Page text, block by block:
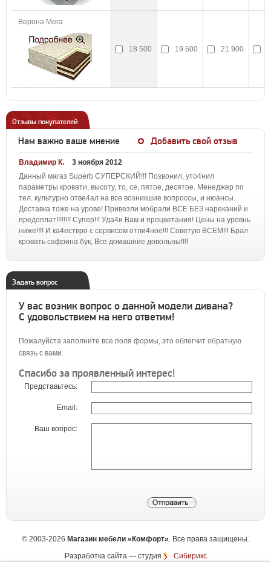
Верона Мега
18 500 19 600 21 900
Отзывы покупателей
Нам важно ваше мнение Добавить свой отзыв
Владимир К.
3 ноября 2012
Данный магаз Superb СУПЕРСКИЙ!!! Позвонил, уто4нил
параметры кровати, высоту, то, се, пятое, десятое. Менеджер по
тел. культурно отве4ал на все возникшие вопроссы, и нюансы.
Доставка тоже на урове! Привезли мобрали ВСЕ БЕЗ нареканий и
предоплат!!!!!!!! Супер!!! Уда4и Вам и процветания! Цены на уровнь
ниже!!!! И ка4ествро с сервисом отли4ное!!! Советую ВСЕМ!!! Брал
кровать сафрина бук, Все домашние довольны!!!!
Задать вопрос
У вас возник вопрос о данной модели дивана?
С удовольствием на него ответим!
Пожалуйста заполните все поля формы, это облегчит обратную
связь с вами.
Спасибо за проявленный интерес!
Представьтесь:
Email:
Ваш вопрос:
© 2003-2026 Магазин мебели «Комфорт». Все права защищены.
Разработка сайта— студия Сибирикс